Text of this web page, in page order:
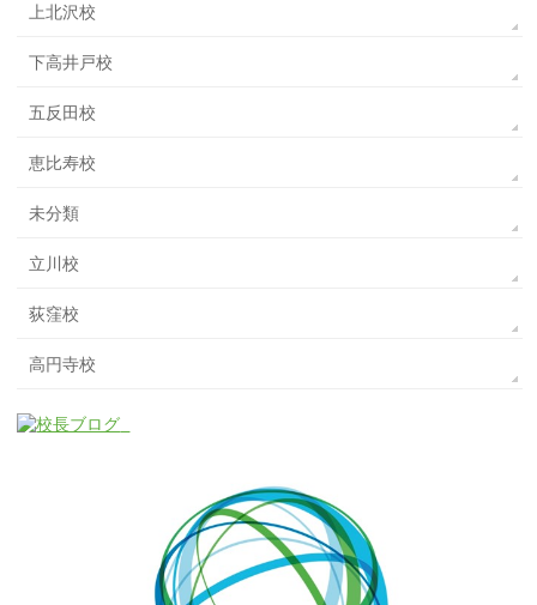
上北沢校
下高井戸校
五反田校
恵比寿校
未分類
立川校
荻窪校
高円寺校